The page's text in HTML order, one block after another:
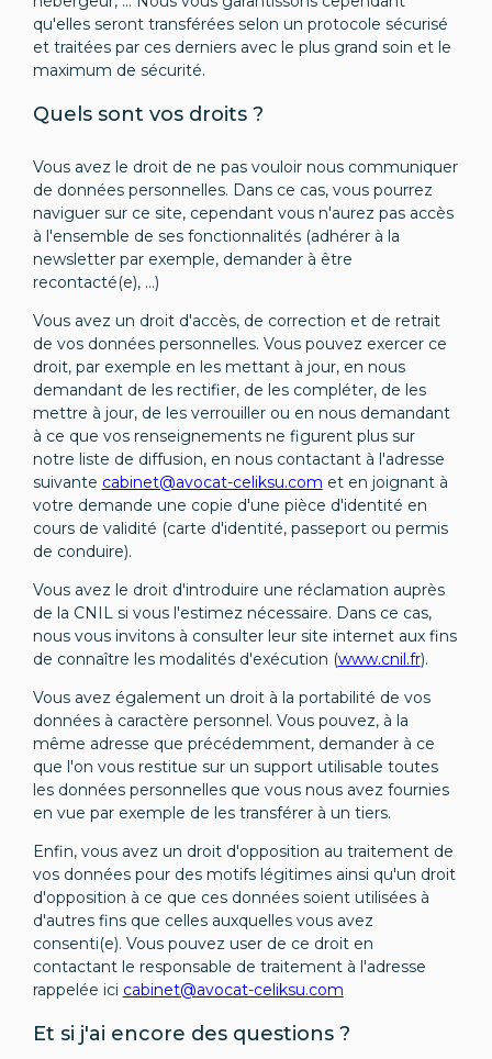
qu'elles seront transférées selon un protocole sécurisé
et traitées par ces derniers avec le plus grand soin et le
maximum de sécurité.
Quels sont vos droits ?
Vous avez le droit de ne pas vouloir nous communiquer
de données personnelles. Dans ce cas, vous pourrez
naviguer sur ce site, cependant vous n'aurez pas accès
à l'ensemble de ses fonctionnalités (adhérer à la
newsletter par exemple, demander à être
recontacté(e), …)
Vous avez un droit d'accès, de correction et de retrait
de vos données personnelles. Vous pouvez exercer ce
droit, par exemple en les mettant à jour, en nous
demandant de les rectifier, de les compléter, de les
mettre à jour, de les verrouiller ou en nous demandant
à ce que vos renseignements ne figurent plus sur
notre liste de diffusion, en nous contactant à l'adresse
suivante cabinet@avocat-celiksu.com et en joignant à
votre demande une copie d'une pièce d'identité en
cours de validité (carte d'identité, passeport ou permis
de conduire).
Vous avez le droit d'introduire une réclamation auprès
de la CNIL si vous l'estimez nécessaire. Dans ce cas,
nous vous invitons à consulter leur site internet aux fins
de connaître les modalités d'exécution (www.cnil.fr).
Vous avez également un droit à la portabilité de vos
données à caractère personnel. Vous pouvez, à la
même adresse que précédemment, demander à ce
que l'on vous restitue sur un support utilisable toutes
les données personnelles que vous nous avez fournies
en vue par exemple de les transférer à un tiers.
Enfin, vous avez un droit d'opposition au traitement de
vos données pour des motifs légitimes ainsi qu'un droit
d'opposition à ce que ces données soient utilisées à
d'autres fins que celles auxquelles vous avez
consenti(e). Vous pouvez user de ce droit en
contactant le responsable de traitement à l'adresse
rappelée ici cabinet@avocat-celiksu.com
Et si j'ai encore des questions ?